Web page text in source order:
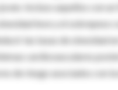
Incluso aquellos con
leve y el
las tasas de obesidad
cardiovasculares
de riesgo asociados con